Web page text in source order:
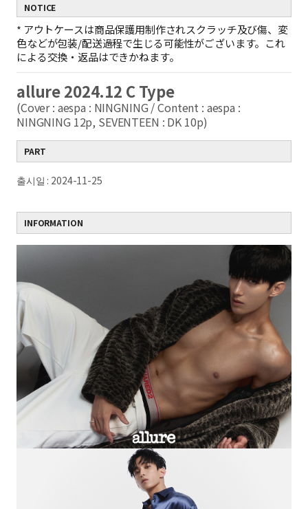
NOTICE
* アウトケースは商品保護用制作されスクラッチ及び傷、変
色などが包装/配送過程で生じる可能性がございます。これ
による交換・返品はできかねます。
allure 2024.12 C Type
(Cover : aespa : NINGNING / Content : aespa :
NINGNING 12p, SEVENTEEN : DK 10p)
PART
출시일 : 2024-11-25
INFORMATION